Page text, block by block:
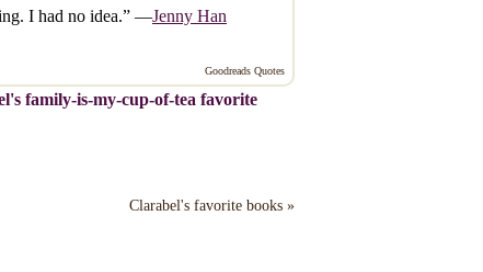
I had no idea.” —Jenny Han
Goodreads Quotes
family-is-my-cup-of-tea favorite
Clarabel's favorite books »